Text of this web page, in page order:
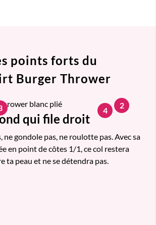
points forts du
Burger Thrower
qui file droit
ne gondole pas, ne roulotte pas. Avec sa
en point de côtes 1/1, ce col restera
ta peau et ne se détendra pas.
2
4